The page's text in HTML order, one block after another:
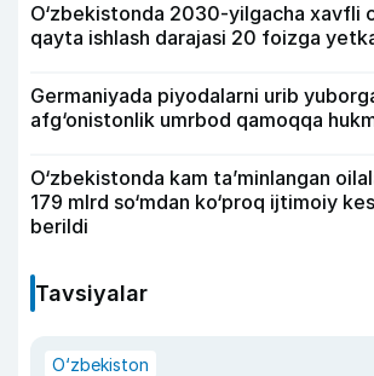
O‘zbekistonda 2030-yilgacha xavfli
qayta ishlash darajasi 20 foizga
Germaniyada piyodalarni urib
afg‘onistonlik umrbod qamoqqa
O‘zbekistonda kam ta’minlangan
179 mlrd so‘mdan ko‘proq ijtimoiy
berildi
Tavsiyalar
O‘zbekiston